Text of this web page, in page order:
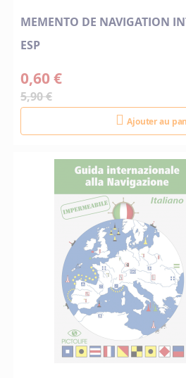
MEMENTO DE NAVIGATION
ESP
0,60 €
5,90 €
Ajouter au